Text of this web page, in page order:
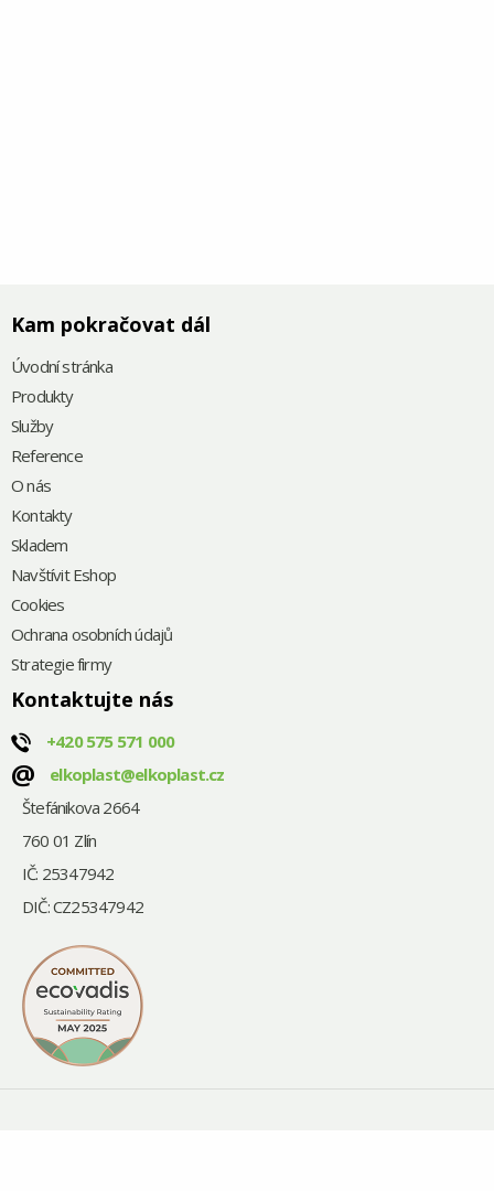
Kam pokračovat dál
Úvodní stránka
Produkty
Služby
Reference
O nás
Kontakty
Skladem
Navštívit Eshop
Cookies
Ochrana osobních údajů
Strategie firmy
Kontaktujte nás
+420575 571 000
@
elkoplast@elkoplast.cz
Štefánikova 2664
760 01 Zlín
IČ: 25347942
DIČ: CZ25347942